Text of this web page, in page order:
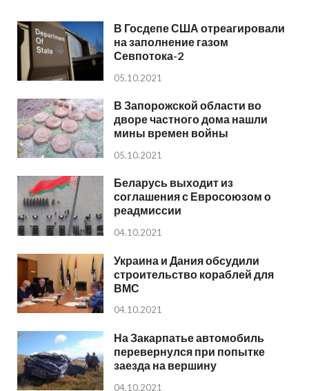
В Госдепе США отреагировали
на заполнение газом
Севпотока-2
05.10.2021
В Запорожской области во
дворе частного дома нашли
мины времен войны
05.10.2021
Беларусь выходит из
соглашения с Евросоюзом о
реадмиссии
04.10.2021
Украина и Дания обсудили
строительство кораблей для
ВМС
04.10.2021
На Закарпатье автомобиль
перевернулся при попытке
заезда на вершину
04.10.2021